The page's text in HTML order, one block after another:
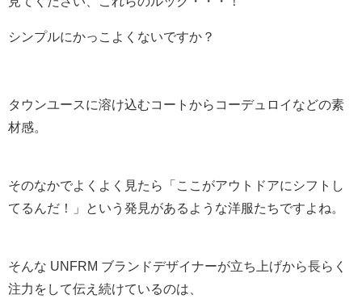
シンプルにかっこよくないですか？
タウンユースに溶け込むコートからコーデュロイなどの素
材感。
そのなかでよくよく見たら「ここがアウトドアにシフトし
てるんだ！」という発見があるような洋服たちですよね。
そんな UNFRM ブランドデザイナーが立ち上げから長らく
注力をして伝え続けているのは、